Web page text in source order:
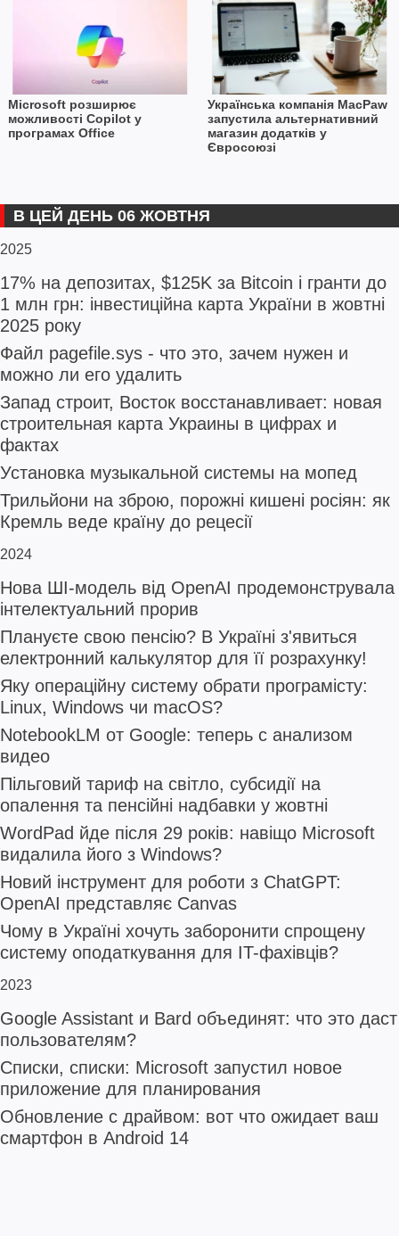
Microsoft розширює
можливості Copilot у
програмах Office
Українська компанія MacPaw
запустила альтернативний
магазин додатків у
Євросоюзі
В ЦЕЙ ДЕНЬ 06 ЖОВТНЯ
2025
17% на депозитах, $125K за Bitcoin і гранти до
1 млн грн: інвестиційна карта України в жовтні
2025 року
Файл pagefile.sys - что это, зачем нужен и
можно ли его удалить
Запад строит, Восток восстанавливает: новая
строительная карта Украины в цифрах и
фактах
Установка музыкальной системы на мопед
Трильйони на зброю, порожні кишені росіян: як
Кремль веде країну до рецесії
2024
Нова ШІ-модель від OpenAI продемонструвала
інтелектуальний прорив
Плануєте свою пенсію? В Україні з'явиться
електронний калькулятор для її розрахунку!
Яку операційну систему обрати програмісту:
Linux, Windows чи macOS?
NotebookLM от Google: теперь с анализом
видео
Пільговий тариф на світло, субсидії на
опалення та пенсійні надбавки у жовтні
WordPad йде після 29 років: навіщо Microsoft
видалила його з Windows?
Новий інструмент для роботи з ChatGPT:
OpenAI представляє Canvas
Чому в Україні хочуть заборонити спрощену
систему оподаткування для IT-фахівців?
2023
Google Assistant и Bard объединят: что это даст
пользователям?
Списки, списки: Microsoft запустил новое
приложение для планирования
Обновление с драйвом: вот что ожидает ваш
смартфон в Android 14